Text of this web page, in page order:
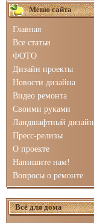
Меню сайта
Главная
Все статьи
ФОТО
Дизайн проекты
Новости дизайна
Видео ремонта
Своими руками
Ландшафтный дизайн
Пресс-релизы
О проекте
Напишите нам!
Вопросы о ремонте
Всё для дома